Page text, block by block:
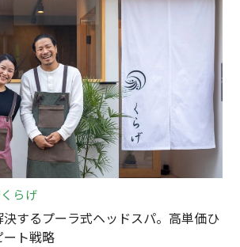
らげ
するプーラ式ヘッドスパ。高単価ひ
ート戦略